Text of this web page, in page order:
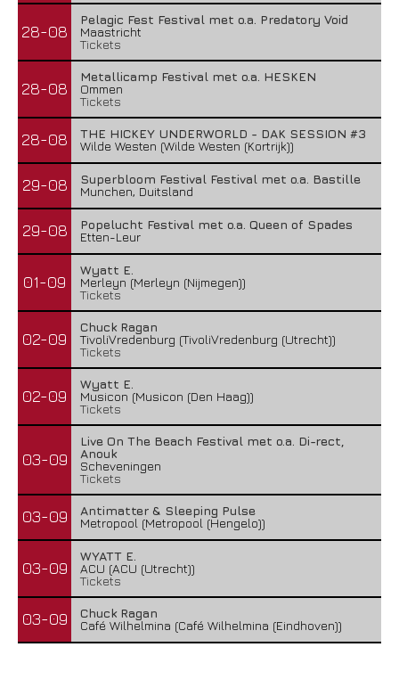
28-08
Pelagic Fest Festival met o.a. Predatory Void
Maastricht
Tickets
28-08
Metallicamp Festival met o.a. HESKEN
Ommen
Tickets
28-08
THE HICKEY UNDERWORLD - DAK SESSION #3
Wilde Westen (Wilde Westen (Kortrijk))
29-08
Superbloom Festival Festival met o.a. Bastille
Munchen, Duitsland
29-08
Popelucht Festival met o.a. Queen of Spades
Etten-Leur
01-09
Wyatt E.
Merleyn (Merleyn (Nijmegen))
Tickets
02-09
Chuck Ragan
TivoliVredenburg (TivoliVredenburg (Utrecht))
Tickets
02-09
Wyatt E.
Musicon (Musicon (Den Haag))
Tickets
03-09
Live On The Beach Festival met o.a. Di-rect,
Anouk
Scheveningen
Tickets
03-09
Antimatter & Sleeping Pulse
Metropool (Metropool (Hengelo))
03-09
WYATT E.
ACU (ACU (Utrecht))
Tickets
03-09
Chuck Ragan
Café Wilhelmina (Café Wilhelmina (Eindhoven))